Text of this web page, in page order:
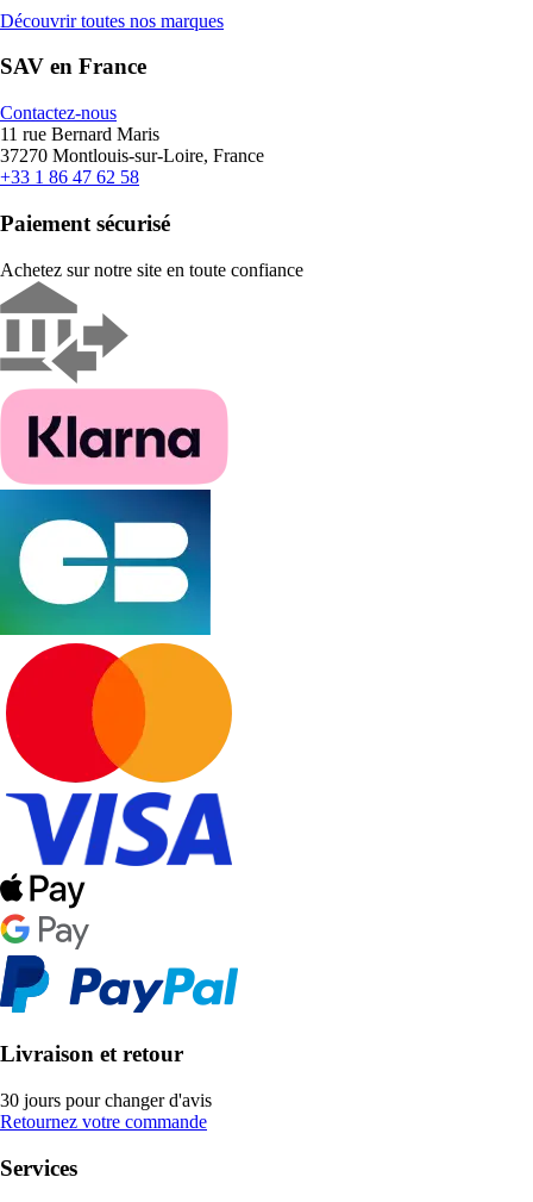
Découvrir toutes nos marques
SAV en France
Contactez-nous
11 rue Bernard Maris
37270 Montlouis-sur-Loire, France
+33 1 86 47 62 58
Paiement sécurisé
Achetez sur notre site en toute confiance
Livraison et retour
30 jours pour changer d'avis
Retournez votre commande
Services